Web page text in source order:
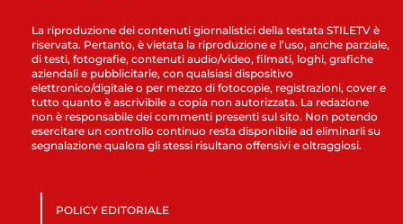
La riproduzione dei contenuti giornalistici della testata STILETV è
riservata. Pertanto, è vietata la riproduzione e l’uso, anche parziale,
di testi, fotografie, contenuti audio/video, filmati, loghi, grafiche
aziendali e pubblicitarie, con qualsiasi dispositivo
elettronico/digitale o per mezzo di fotocopie, registrazioni, cover e
tutto quanto è ascrivibile a copia non autorizzata. La redazione
non è responsabile dei commenti presenti sul sito. Non potendo
esercitare un controllo continuo resta disponibile ad eliminarli su
segnalazione qualora gli stessi risultano offensivi e oltraggiosi.
POLICY EDITORIALE